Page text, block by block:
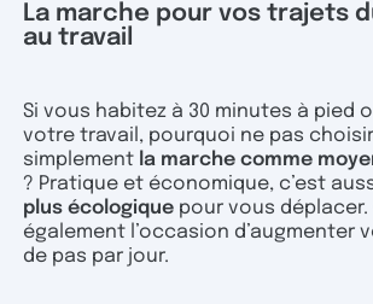
La marche pour vos trajets
au travail
Si vous habitez à 30 minutes à pied
votre travail, pourquoi ne pas
simplement la marche comme
? Pratique et économique, c’est
plus écologique pour vous déplacer.
également l’occasion d’augmenter
de pas par jour.